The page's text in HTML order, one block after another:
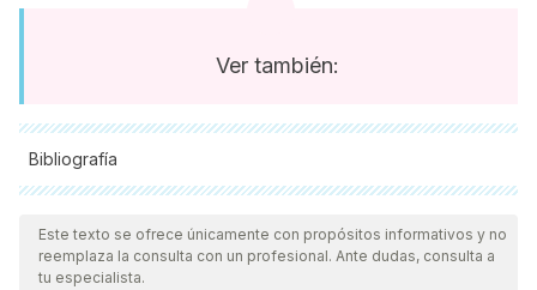
Ver también:
Bibliografía
Todas las fuentes citadas fueron revisadas a profundidad por
nuestro equipo, para asegurar su calidad, confiabilidad,
vigencia y validez.La bibliografía de este artículo fue
Este texto se ofrece únicamente con propósitos informativos y no
reemplaza la consulta con un profesional. Ante dudas, consulta a
tu especialista.